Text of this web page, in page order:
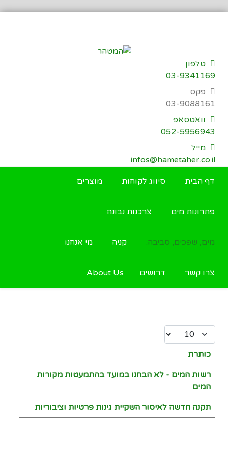
דילוג
טלפון
03-9341169
פקס
03-9088161
וואטסאפ
052-5956943
מייל
infos@hametaher.co.il
דף הבית סיווג לקוחות מוצרים
פתרונות מים צרכנות נבונה
מים, שפכים, סביבה. קניה מי אנחנו
צרו קשר דרושים About Us
Display #
Articles
כותרת
רשות המים - לא הבחנו במועד בהתמעטות מקורות
המים
תקנה חדשה לאיסור השקיית גינות פרטיות וציבוריות